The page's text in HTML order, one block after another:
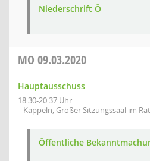
Niederschrift Ö
MO 09.03.2020
Hauptausschuss
18:30-20:37 Uhr
Kappeln, Großer Sitzungssaal im
Öffentliche